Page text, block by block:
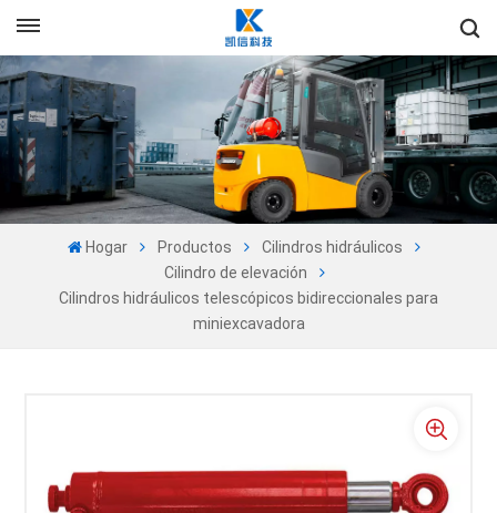
+86-13605525527
en
ru
pt
Hogar Productos
Cilindros hidráulicos
Cilindro de elevación
Cilindros hidráulicos telescópicos bidireccionales para
miniexcavadora